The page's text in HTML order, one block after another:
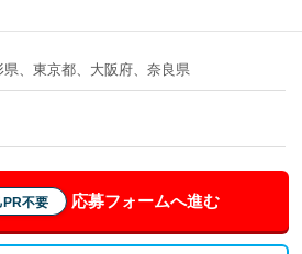
、東京都、大阪府、奈良県
PR不要 応募フォームへ進む